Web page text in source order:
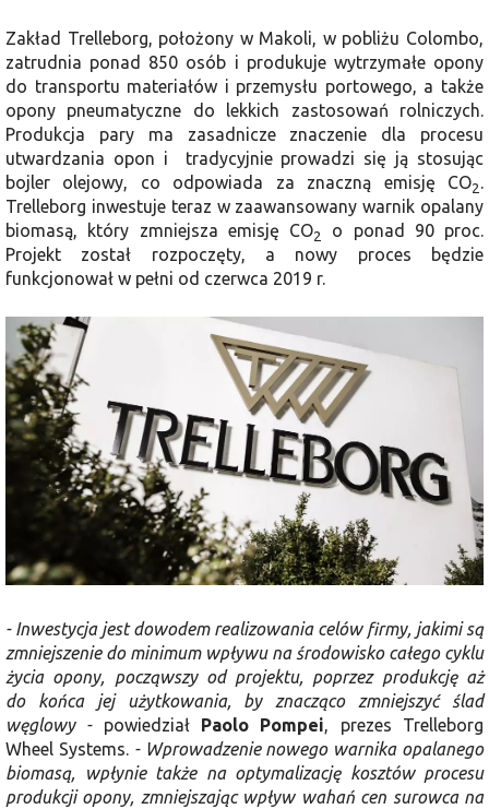
Zakład Trelleborg, położony w Makoli, w pobliżu Colombo,
zatrudnia ponad 850 osób i produkuje wytrzymałe opony
do transportu materiałów i przemysłu portowego, a także
opony pneumatyczne do lekkich zastosowań rolniczych.
Produkcja pary ma zasadnicze znaczenie dla procesu
utwardzania opon i tradycyjnie prowadzi się ją stosując
bojler olejowy, co odpowiada za znaczną emisję CO2.
Trelleborg inwestuje teraz w zaawansowany warnik opalany
biomasą, który zmniejsza emisję CO2
o ponad 90 proc.
Projekt został rozpoczęty, a nowy proces będzie
funkcjonował w pełni od czerwca 2019 r.
- Inwestycja jest dowodem realizowania celów firmy, jakimi są
zmniejszenie do minimum wpływu na środowisko całego cyklu
życia opony, począwszy od projektu, poprzez produkcję aż
do końca jej użytkowania, by znacząco zmniejszyć ślad
węglowy - powiedział Paolo Pompei, prezes Trelleborg
Wheel Systems. - Wprowadzenie nowego warnika opalanego
biomasą, wpłynie także na optymalizację kosztów procesu
produkcji opony, zmniejszając wpływ wahań cen surowca na